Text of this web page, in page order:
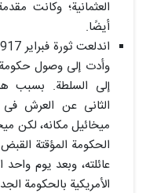
العثمانیة؛ وکانت
أیضًا.
وأدت إلى وصول حکومة
إلى السلطة. بسبب
میخائیل مکانه، لکن
الحکومة المؤقتة
عائلته، وبعد یوم
الأمریکیة بالحکومة